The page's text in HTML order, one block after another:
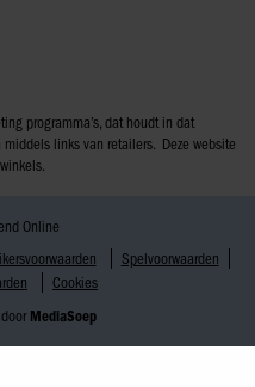
programma’s, dat houdt in dat
links van retailers. Deze website
Online
Spelvoorwaarden
Cookies
MediaSoep